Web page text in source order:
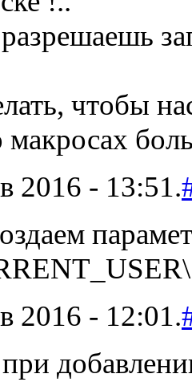
чтобы
2016 - 13:51.
2016 - 12:01.